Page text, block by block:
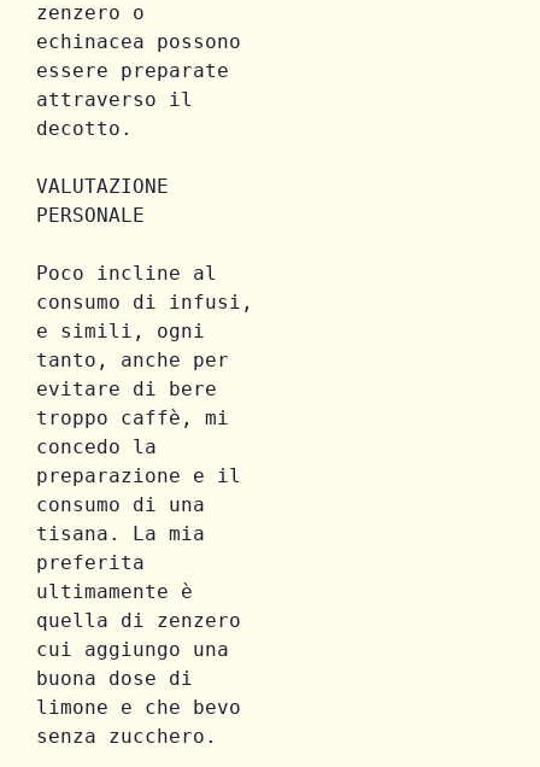
zenzero o
echinacea possono
essere preparate
attraverso il
decotto.
VALUTAZIONE
PERSONALE
Poco incline al
consumo di infusi,
e simili, ogni
tanto, anche per
evitare di bere
troppo caffè, mi
concedo la
preparazione e il
consumo di una
tisana. La mia
preferita
ultimamente è
quella di zenzero
cui aggiungo una
buona dose di
limone e che bevo
senza zucchero.